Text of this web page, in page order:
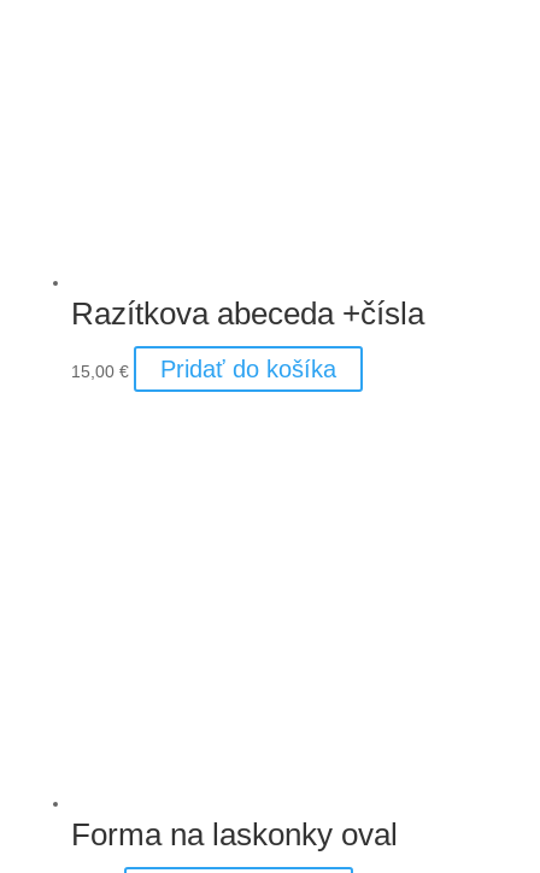
Razítkova abeceda +čísla
15,00 € Pridať do košíka
Forma na laskonky oval